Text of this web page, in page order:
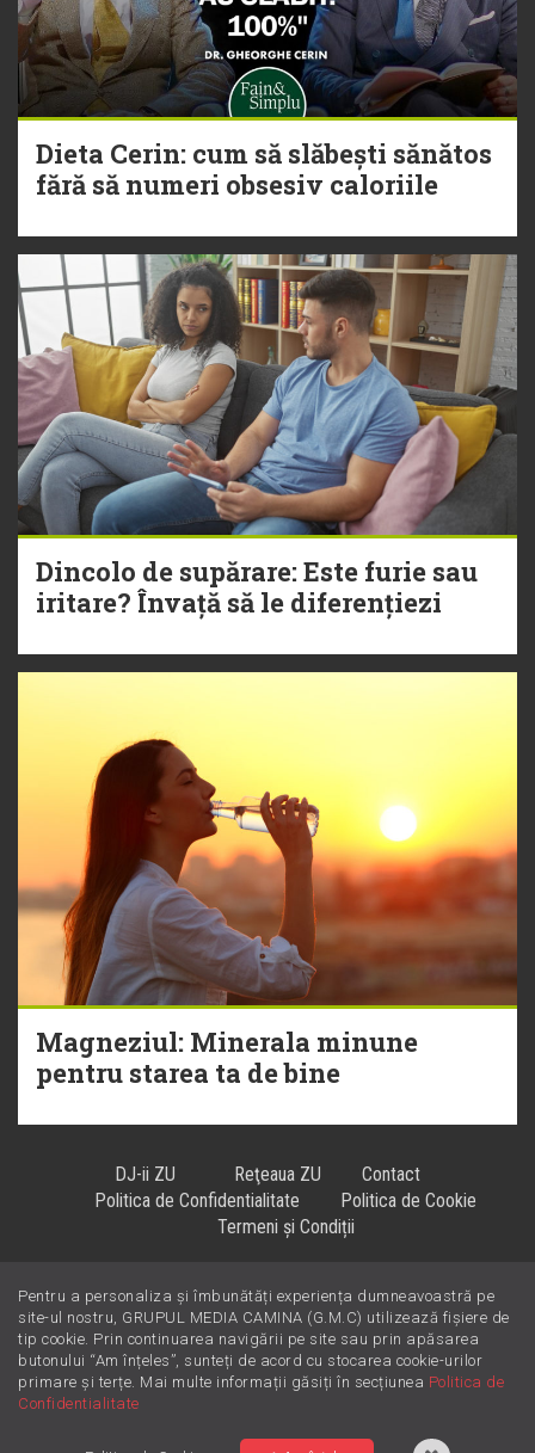
Dieta Cerin: cum să slăbești sănătos
fără să numeri obsesiv caloriile
Dincolo de supărare: Este furie sau
iritare? Învață să le diferențiezi
Magneziul: Minerala minune
pentru starea ta de bine
DJ-ii ZU Reţeaua ZU
Contact
Politica de Confidentialitate
Politica de Cookie
Termeni și Condiții
Hiturile se ascultă la !
Pentru a personaliza și îmbunătăți experiența dumneavoastră pe
site-ul nostru, GRUPUL MEDIA CAMINA (G.M.C) utilizează fișiere de
tip cookie. Prin continuarea navigării pe site sau prin apăsarea
butonului “Am înțeles”, sunteți de acord cu stocarea cookie-urilor
primare și terțe. Mai multe informații găsiți în secțiunea Politica de
Confidentialitate